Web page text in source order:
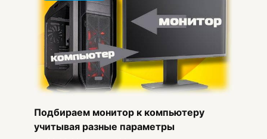
Подбираем монитор к компьютеру
учитывая разные параметры